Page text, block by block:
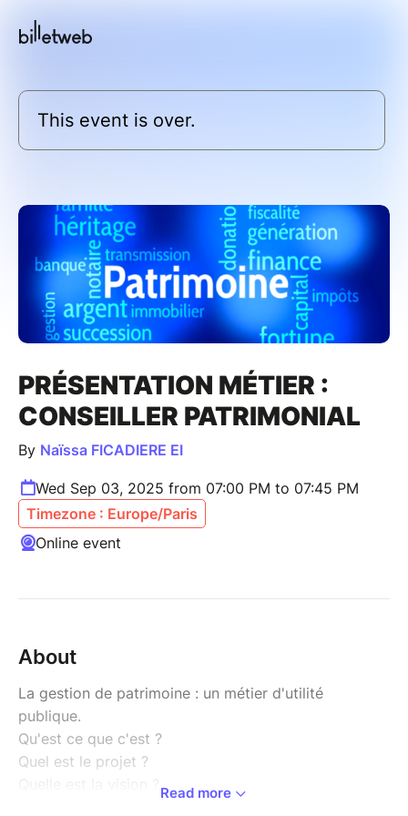
This event is over.
PRÉSENTATION MÉTIER :
CONSEILLER PATRIMONIAL
By Naïssa FICADIERE EI
Wed Sep 03, 2025 from 07:00 PM to 07:45 PM
Timezone : Europe/Paris
Online event
About
La gestion de patrimoine : un métier d'utilité
publique.
Qu'est ce que c'est ?
Quel est le projet ?
Read more